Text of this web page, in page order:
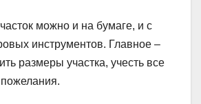
можно и на бумаге, и с
инструментов. Главное –
размеры участка, учесть все